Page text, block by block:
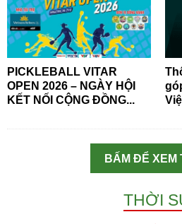
PICKLEBALL VITAR
OPEN 2026 – NGÀY HỘI
KẾT NỐI CỘNG ĐỒNG...
BẤM ĐỂ XEM
THỜI